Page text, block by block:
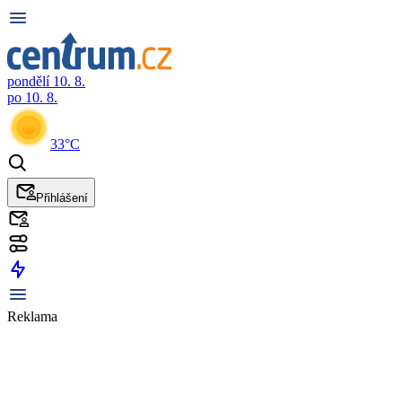
pondělí 10. 8.
po 10. 8.
33°C
Přihlášení
Reklama